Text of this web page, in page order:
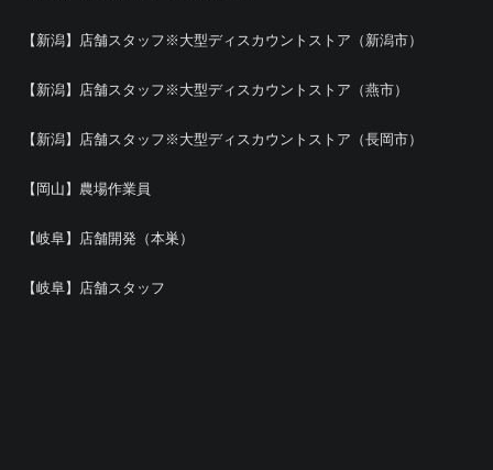
【新潟】店舗スタッフ※大型ディスカウントストア（新潟市）
【新潟】店舗スタッフ※大型ディスカウントストア（燕市）
【新潟】店舗スタッフ※大型ディスカウントストア（長岡市）
【岡山】農場作業員
【岐阜】店舗開発（本巣）
【岐阜】店舗スタッフ